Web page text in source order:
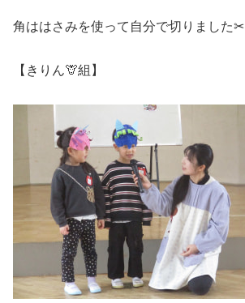
角ははさみを使って自分で切りました✂
【きりん🦒組】